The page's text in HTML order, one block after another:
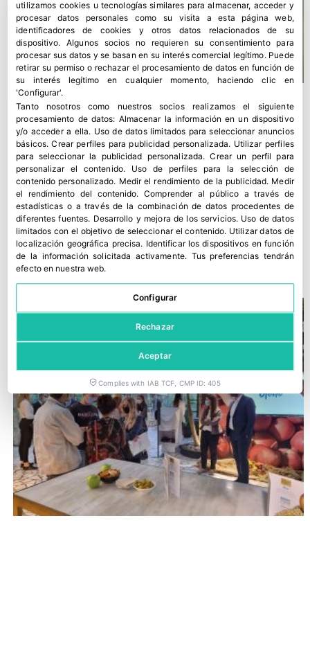
¿Por qué no exportamos fuera de Europa?
28 marzo, 2022
utilizamos cookies u tecnologías similares para almacenar, acceder y
procesar datos personales como su visita a esta página web,
identificadores de cookies y otros datos relacionados de su
dispositivo. Algunos socios no requieren su consentimiento para
procesar sus datos y se basan en su interés comercial legítimo. Puede
retirar su permiso o rechazar el procesamiento de datos en función de
su interés legítimo en cualquier momento, haciendo clic en
'Configurar'.
Tanto nosotros como nuestros socios realizamos el siguiente
procesamiento de datos: Almacenar la información en un dispositivo
y/o acceder a ella. Uso de datos limitados para seleccionar anuncios
básicos.Crear perfiles para publicidad personalizada. Utilizar perfiles
para seleccionar la publicidad personalizada.Crear un perfil para
personalizar el contenido. Uso de perfiles para la selección de
contenido personalizado. Medir el rendimiento de la publicidad. Medir
el rendimiento del contenido.Comprender al público a través de
estadísticas o a través de la combinación de datos procedentes de
diferentes fuentes. Desarrollo y mejora de los servicios. Uso de datos
limitados con el objetivo de seleccionar el contenido. Utilizar datos de
localización geográfica precisa. Identificar los dispositivos en función
de la información solicitada activamente. Tus preferencias tendrán
efecto en nuestra web.
Configurar
Rechazar
Aceptar
Complies with IAB TCF, CMP ID: 405